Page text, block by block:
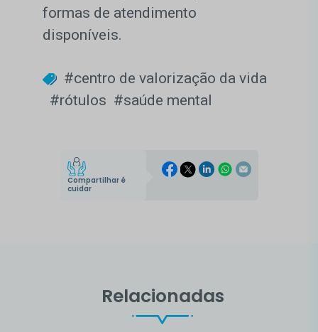
formas de atendimento
disponíveis.
#centro de valorização da vida
#rótulos #saúde mental
Compartilhar é
cuidar
Relacionadas